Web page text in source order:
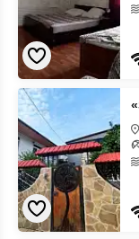
на
карте
«SOVA»
мини-
гостиница
на
карте